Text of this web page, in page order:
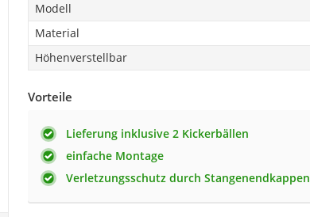
Modell
Material
Höhenverstellbar
Vorteile
Lieferung inklusive 2 Kickerbällen
einfache Montage
Verletzungsschutz durch Stangenendkappen